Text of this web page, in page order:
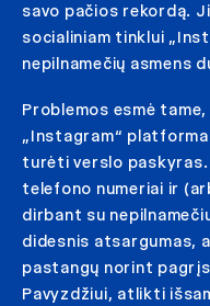
savo pačios rekordą.
socialiniam tinklui
nepilnamečių asmens
Problemos esmė
„Instagram“ platforma
turėti verslo
telefono numeriai ir
dirbant su
didesnis atsargumas,
pastangų norint
Pavyzdžiui, atlikti